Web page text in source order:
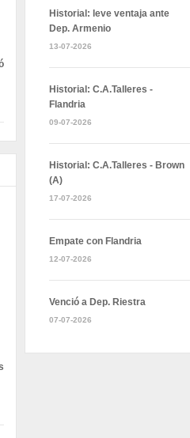
Historial: leve ventaja ante
Dep. Armenio
13-07-2026
Historial: C.A.Talleres -
Flandria
09-07-2026
Historial: C.A.Talleres - Brown
(A)
17-07-2026
Empate con Flandria
12-07-2026
Venció a Dep. Riestra
07-07-2026